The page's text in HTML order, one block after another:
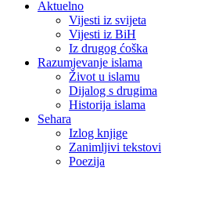
Aktuelno
Vijesti iz svijeta
Vijesti iz BiH
Iz drugog ćoška
Razumjevanje islama
Život u islamu
Dijalog s drugima
Historija islama
Sehara
Izlog knjige
Zanimljivi tekstovi
Poezija